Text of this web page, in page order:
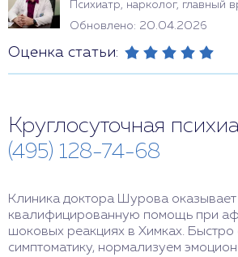
Психиатр, нарколог, главный
Обновлено: 20.04.2026
Оценка статьи:
Круглосуточная
(495) 128-74-68
Клиника доктора Шурова оказывает
квалифицированную помощь при
шоковых реакциях в Химках.
симптоматику, нормализуем